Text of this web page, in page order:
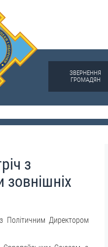
ЗВЕРНЕННЯ
ГРОМАДЯН
з
Політичним Директором